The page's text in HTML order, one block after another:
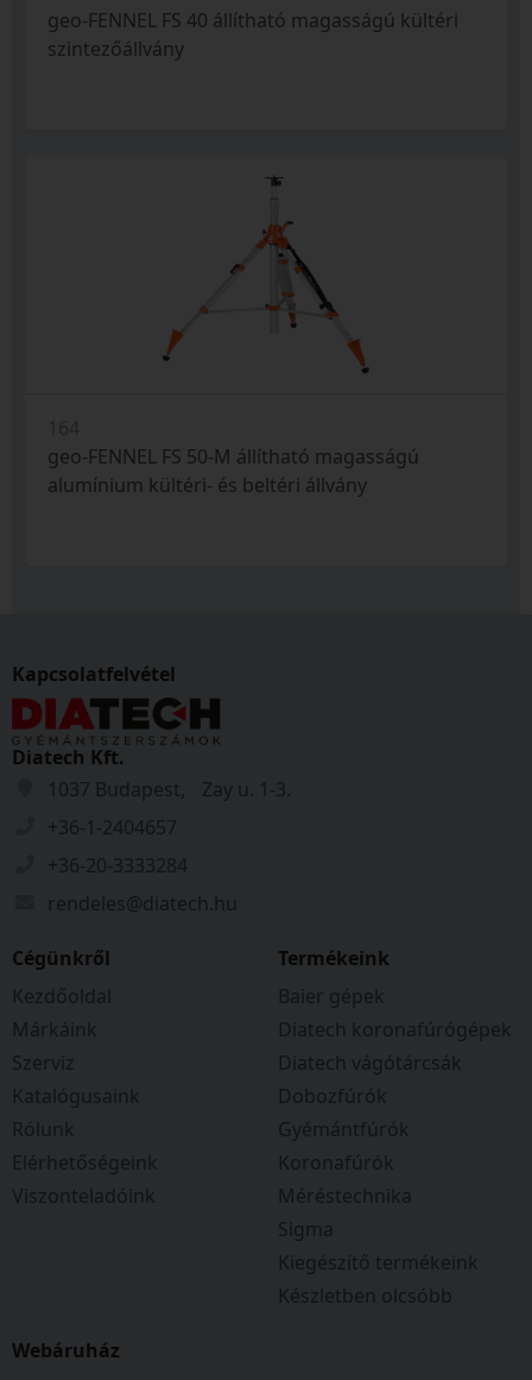
geo-FENNEL FS 40 állítható magasságú kültéri
szintezőállvány
geo-FENNEL FS 50-M állítható magasságú
alumínium kültéri- és beltéri állvány
Kapcsolatfelvétel
Diatech Kft.
1037 Budapest, Zay u. 1-3.
+36-1-2404657
+36-20-3333284
rendeles@diatech.hu
Cégünkről
Kezdőoldal
Márkáink
Szerviz
Katalógusaink
Rólunk
Elérhetőségeink
Viszonteladóink
Termékeink
Baier gépek
Diatech koronafúrógépek
Diatech vágótárcsák
Dobozfúrók
Gyémántfúrók
Koronafúrók
Méréstechnika
Sigma
Kiegészítő termékeink
Készletben olcsóbb
Webáruház